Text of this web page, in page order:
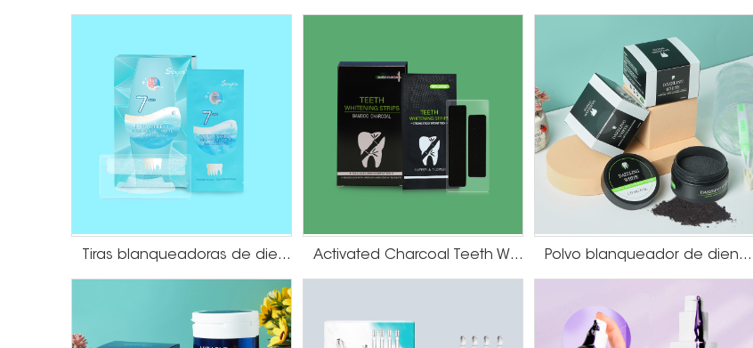
Tiras blanqueadoras de dientes con sal del Mar Muerto Activated Charcoal Teeth Whitening Strips Polvo blanqueador de dientes de carbón activado